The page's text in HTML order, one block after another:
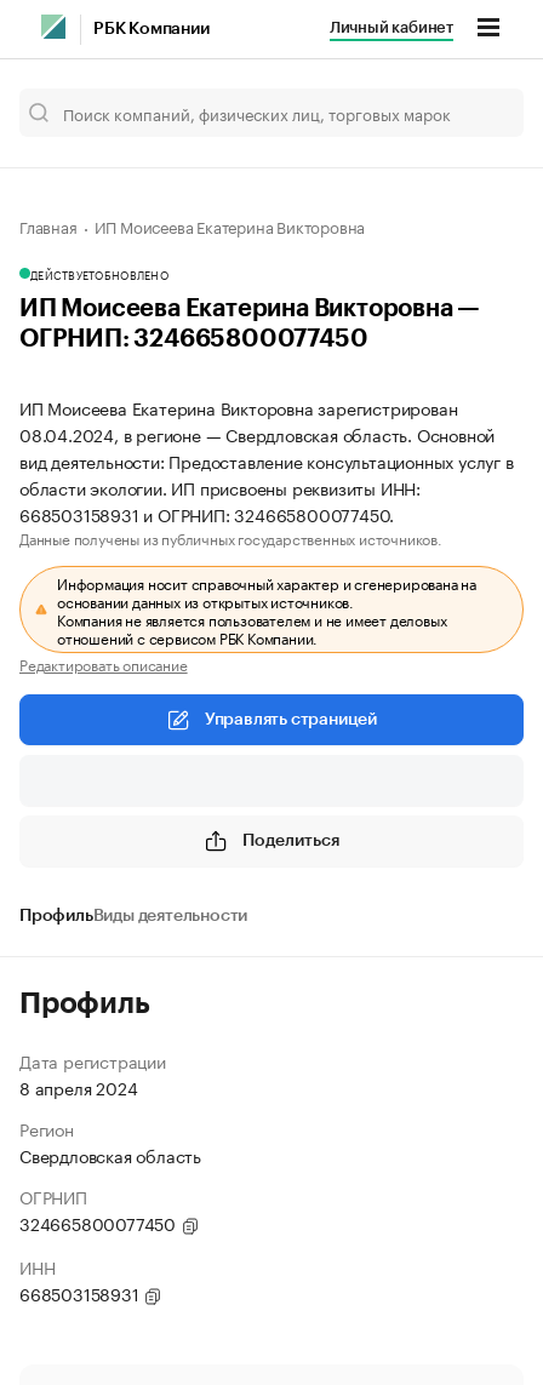
РБК Компании Личный кабинет
Главная ИП Моисеева Екатерина Викторовна
ДЕЙСТВУЕТОБНОВЛЕНО
ИП Моисеева Екатерина Викторовна —
ОГРНИП: 324665800077450
ИП Моисеева Екатерина Викторовна зарегистрирован
08.04.2024, в регионе — Свердловская область. Основной
вид деятельности: Предоставление консультационных услуг в
области экологии. ИП присвоены реквизиты ИНН:
668503158931 и ОГРНИП: 324665800077450.
Данные получены из публичных государственных источников.
Информация носит справочный характер и сгенерирована на
основании данных из открытых источников.
Компания не является пользователем и не имеет деловых
отношений с сервисом РБК Компании.
Редактировать описание
Управлять страницей
Поделиться
ПрофильВиды деятельности
Профиль
Дата регистрации
8 апреля 2024
Регион
Свердловская область
ОГРНИП
324665800077450
ИНН
668503158931